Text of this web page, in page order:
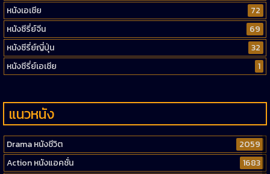
หนังเอเชีย
72
หนังซีรี่ย์จีน
69
หนังซีรี่ย์ญี่ปุ่น
32
หนังซีรี่ย์เอเชีย
1
แนวหนัง
Drama หนังชีวิต
2059
Action หนังแอคชั่น
1683